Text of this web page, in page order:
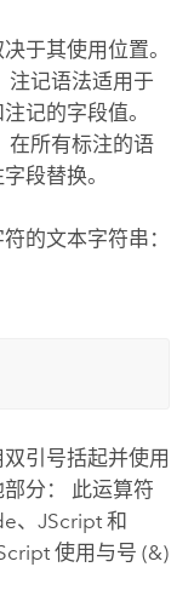
于其使用位置。
注记语法适用于
记的字段值。
在所有标注的语
段替换。
的文本字符串：
引号括起并使用
分： 此运算符
、JScript 和
使用与号 (&)